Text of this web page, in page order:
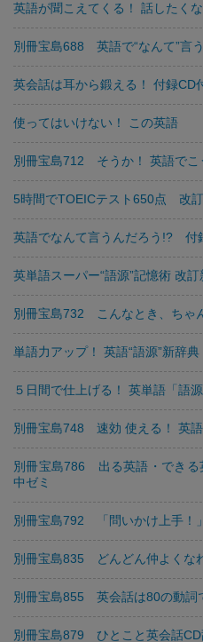
英語が聞こえてくる！ 話したく
別冊宝島688 英語で“なんて”言
英会話は耳から鍛える！ 付録CD
使ってはいけない！ この英語
別冊宝島712 そうか！ 英語でこ
5時間でTOEICテスト650点 改
英語でなんて言うんだろう!? 付
英単語スーパー“語源”記憶術 改訂
別冊宝島732 こんなとき、ちゃ
単語力アップ！ 英語“語源”新辞典
５日間で仕上げる！ 英単語「語
別冊宝島748 速効 使える！ 英
別冊宝島786 出る英語・できる
中ゼミ
別冊宝島792 「問いかけ上手！
別冊宝島835 どんどん仲よくな
別冊宝島855 英会話は80の動詞
別冊宝島879 ひとこと英会話